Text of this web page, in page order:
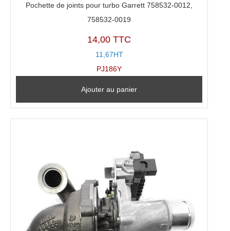
Pochette de joints pour turbo Garrett 758532-0012,
758532-0019
14,00 TTC
11,67HT
PJ186Y
Ajouter au panier